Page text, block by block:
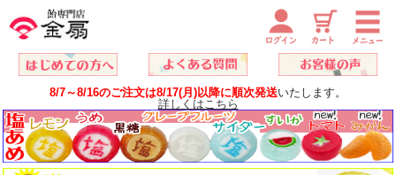
8/7～8/16のご注文は8/17(月)以降に順次発送いたします。
詳しくはこちら